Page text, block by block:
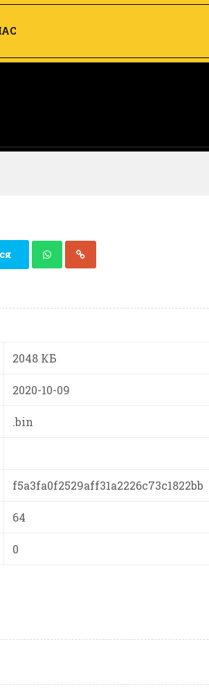
2048 КБ
2020-10-09
.bin
f5a3fa0f2529aff31a2226c73c1822bb
64
0